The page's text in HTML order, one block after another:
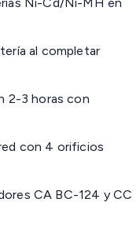
al completar
2-3 horas con
con 4 orificios
CA BC-124 y CC